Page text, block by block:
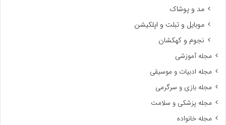
مد و پوشاک
موبایل و تبلت و اپلکیشن
نجوم و کهکشان
مجله آموزشی
مجله ادبیات و موسیقی
مجله بازی و سرگرمی
مجله پزشکی و سلامت
مجله خانواده